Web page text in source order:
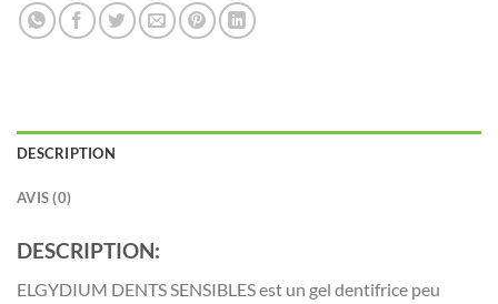
DESCRIPTION
AVIS (0)
DESCRIPTION:
ELGYDIUM DENTS SENSIBLES est un gel dentifrice peu